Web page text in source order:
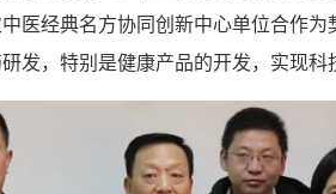
医经典名方协同创新中心单位合作
发，特别是健康产品的开发，实现科